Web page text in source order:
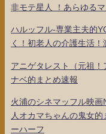
非モテ星人 ！あらゆる
ハルッフル-専業主夫的
く！初老人の介護生活！
アニゲタレスト（元祖
ナベ的まとめ速報
火浦のシネマッフル映
人オカマちゃんの鬼女
ーハーフ